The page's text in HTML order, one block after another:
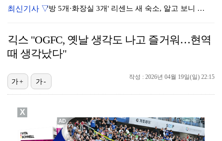
'방 5개·화장실 3개' 리센느 새 숙소, 알고 보니 …
"정산 한 번에 준다더니 도망" 홍진호, 프로게이머 시…
'유부녀 킬러', 정준원 이슈에도 시청률 9.4% 돌파…
'결혼의 완성' 남궁민, 김대명 배신으로 실신…자체 최…
'버디만 7개' 김주형, PGA 윈덤 챔피언십 3R 3…
최신기사 ▽
긱스 "OGFC, 옛날 생각도 나고 즐거워…현역
때 생각났다"
작성 : 2026년 04월 19일(일) 22:15
가+ 가-
X